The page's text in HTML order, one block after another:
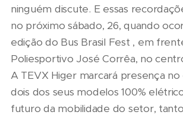
ninguém discute. E essas
no próximo sábado, 26, quando
edição do Bus Brasil Fest , em
Poliesportivo José Corrêa, no
A TEVX Higer marcará presença
dois dos seus modelos 100%
futuro da mobilidade do setor,